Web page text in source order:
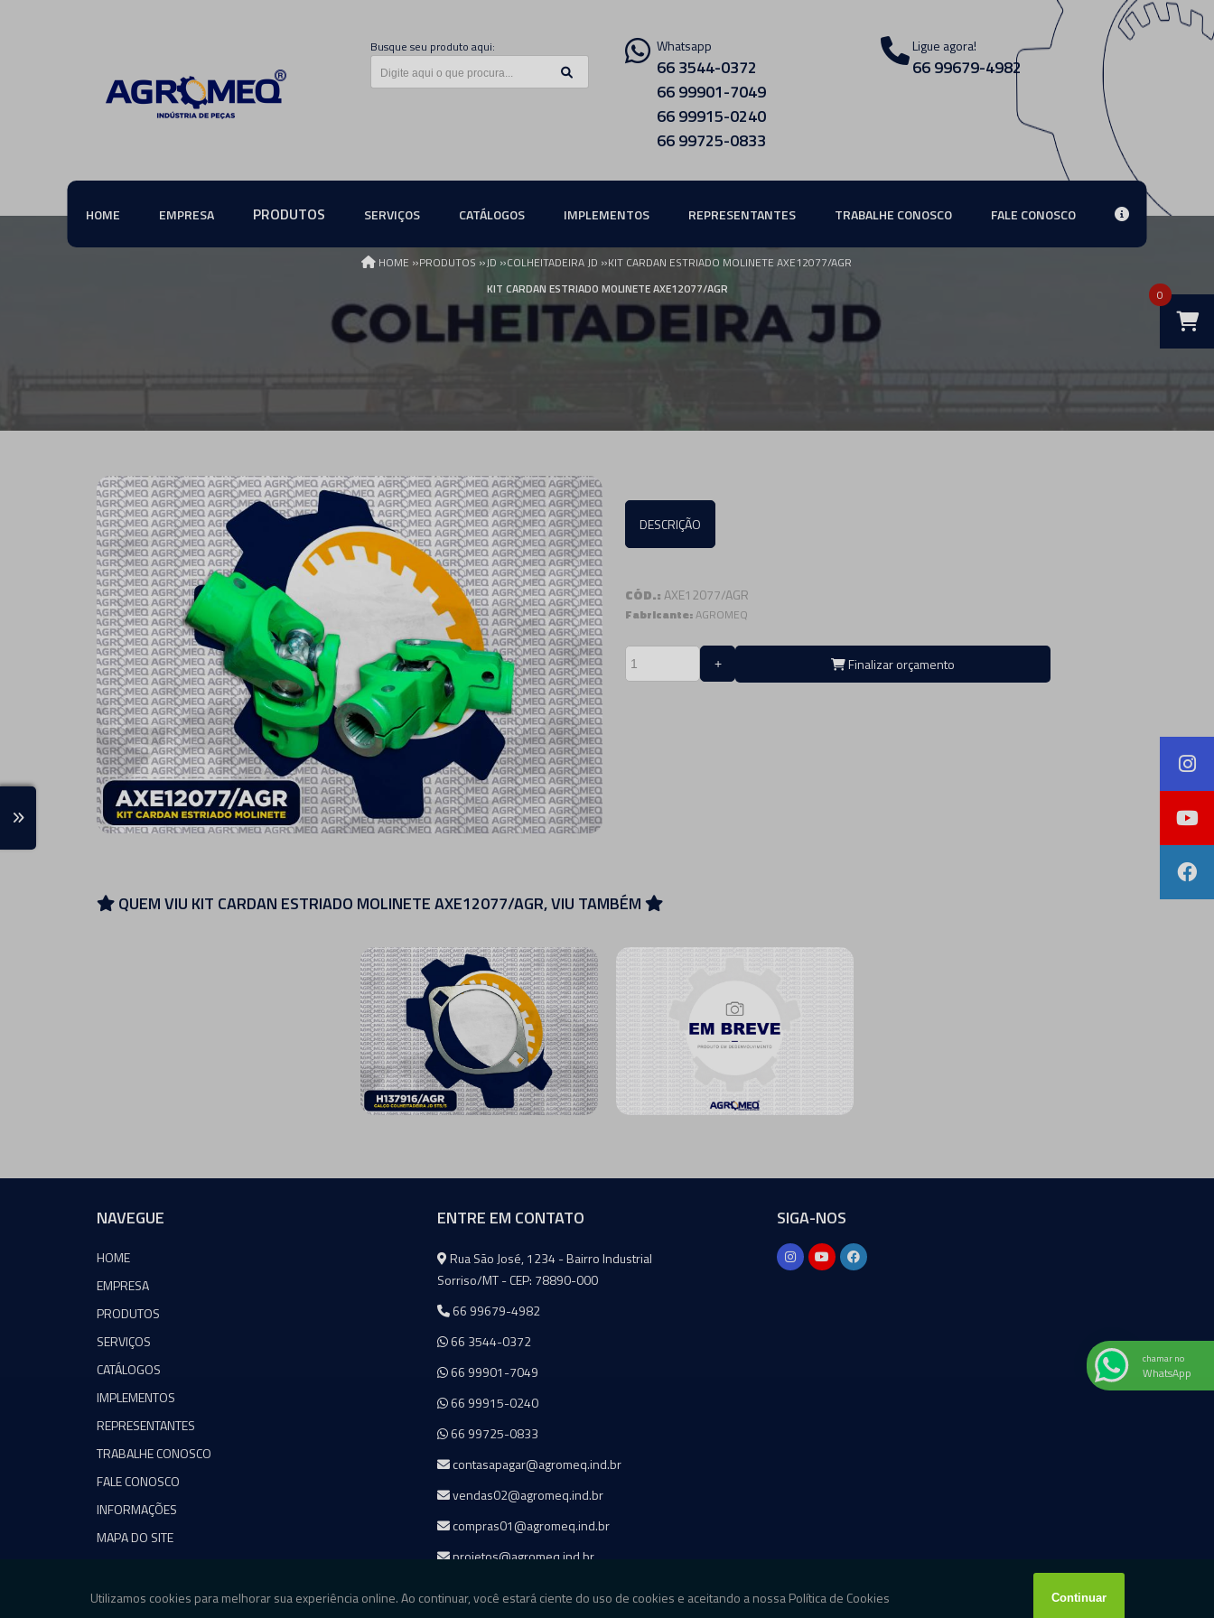
Busque seu produto aqui: Whatsapp
66 3544-0372
66 99901-7049
66 99915-0240
66 99725-0833
Ligue agora!
66 99679-4982
HOME EMPRESA PRODUTOS SERVIÇOS CATÁLOGOS IMPLEMENTOS REPRESENTANTES TRABALHE CONOSCO FALE CONOSCO
0
HOME »PRODUTOS »JD »COLHEITADEIRA JD »KIT CARDAN ESTRIADO MOLINETE AXE12077/AGR
KIT CARDAN ESTRIADO MOLINETE AXE12077/AGR
DESCRIÇÃO
CÓD.:AXE12077/AGR
Fabricante:AGROMEQ
Finalizar orçamento
QUEM VIU KIT CARDAN ESTRIADO MOLINETE AXE12077/AGR, VIU TAMBÉM
NAVEGUE
HOME
EMPRESA
PRODUTOS
SERVIÇOS
CATÁLOGOS
IMPLEMENTOS
REPRESENTANTES
TRABALHE CONOSCO
FALE CONOSCO
INFORMAÇÕES
MAPA DO SITE
ENTRE EM CONTATO
Agromeq
Rua São José, 1234 - Bairro Industrial
Sorriso/MT - CEP: 78890-000
66 99679-4982
66 3544-0372
66 99901-7049
66 99915-0240
66 99725-0833
contasapagar@agromeq.ind.br
vendas02@agromeq.ind.br
compras01@agromeq.ind.br
projetos@agromeq.ind.br
SIGA-NOS
chamar no
WhatsApp